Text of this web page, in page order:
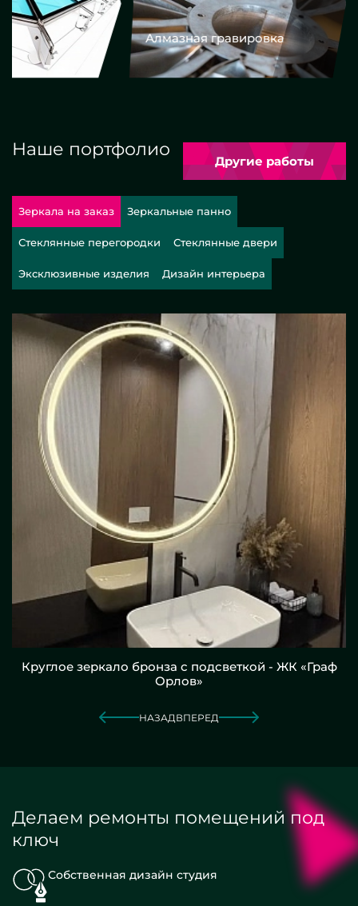
Алмазная гравировка
Наше портфолио
Другие работы
Зеркала на заказ Зеркальные панно
Стеклянные перегородки Стеклянные двери
Эксклюзивные изделия Дизайн интерьера
Круглое зеркало бронза с подсветкой - ЖК «Граф
Орлов»
НАЗАД ВПЕРЕД
Делаем ремонты помещений под
ключ
Собственная дизайн студия